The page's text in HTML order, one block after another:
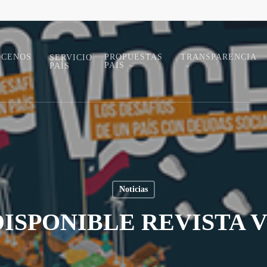
SERVICIO
PAÍS
PROPUESTAS
PAÍS
TRANSPARENCIA
Noticias
REVISTA